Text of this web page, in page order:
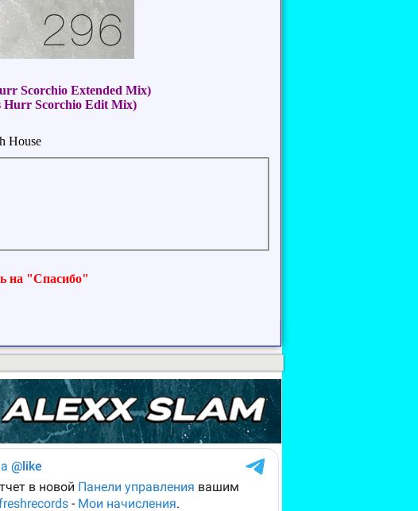
Scorchio Extended Mix)
Hurr Scorchio Edit Mix)
House
на "Спасибо"